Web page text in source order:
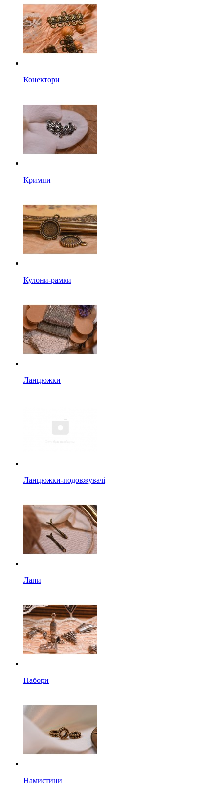
Конектори
Кримпи
Кулони-рамки
Ланцюжки
Ланцюжки-подовжувачі
Лапи
Набори
Намистини